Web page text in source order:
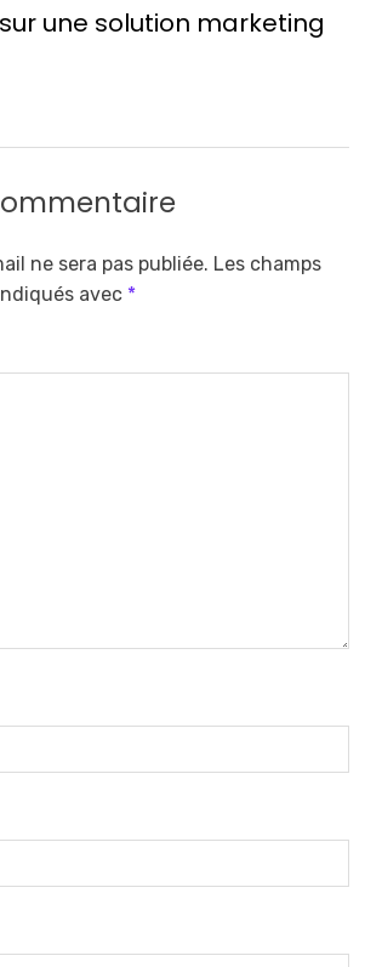
une solution marketing
ne sera pas publiée. Les champs
avec *